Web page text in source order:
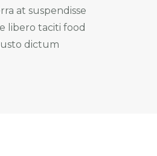
at suspendisse
libero taciti food
dictum